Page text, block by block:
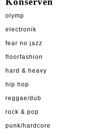
olymp
electronik
fear no jazz
floorfashion
hard & heavy
hip hop
reggae/dub
rock & pop
punk/hardcore